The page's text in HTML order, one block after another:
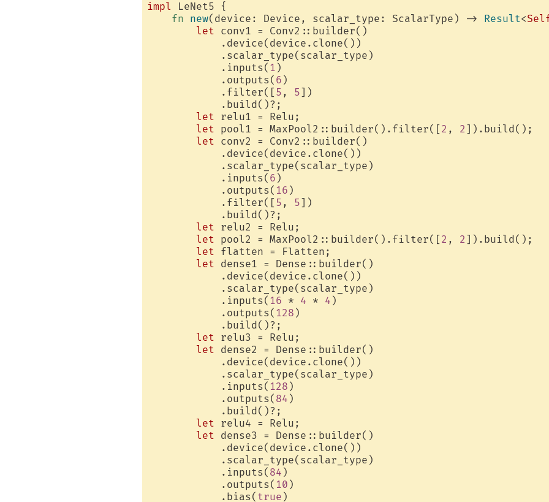
impl LeNet5 {
fn new(device: Device, scalar_type: ScalarType) -> Result<
let conv1 = Conv2::builder()
            .device(device.clone())
            .scalar_type(scalar_type)
            .inputs(
1 )
            .outputs(
6 )
            .filter([
5 , 5 ])
            .build()?;
let relu1 = Relu;
let pool1 = MaxPool2::builder().filter([ 2 , 2 ]).build();
let conv2 = Conv2::builder()
            .device(device.clone())
            .scalar_type(scalar_type)
            .inputs(
6 )
            .outputs(
16 )
            .filter([
5 , 5 ])
            .build()?;
let relu2 = Relu;
let pool2 = MaxPool2::builder().filter([ 2 , 2 ]).build();
let flatten = Flatten;
let dense1 = Dense::builder()
            .device(device.clone())
            .scalar_type(scalar_type)
            .inputs(
16 * 4 * 4 )
            .outputs(
128 )
            .build()?;
let relu3 = Relu;
let dense2 = Dense::builder()
            .device(device.clone())
            .scalar_type(scalar_type)
            .inputs(
128 )
            .outputs(
84 )
            .build()?;
let relu4 = Relu;
let dense3 = Dense::builder()
            .device(device.clone())
            .scalar_type(scalar_type)
            .inputs(
84 )
            .outputs(
10 )
            .bias(
true )